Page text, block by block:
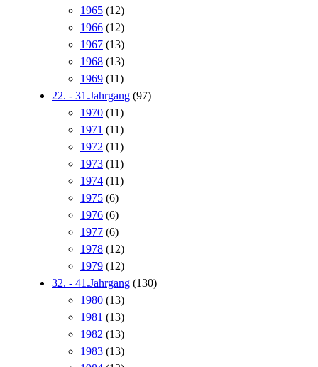
1965 (12)
1966 (12)
1967 (13)
1968 (13)
1969 (11)
22. - 31.Jahrgang (97)
1970 (11)
1971 (11)
1972 (11)
1973 (11)
1974 (11)
1975 (6)
1976 (6)
1977 (6)
1978 (12)
1979 (12)
32. - 41.Jahrgang (130)
1980 (13)
1981 (13)
1982 (13)
1983 (13)